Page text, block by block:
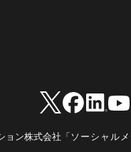
ョン株式会社「 ソーシャル